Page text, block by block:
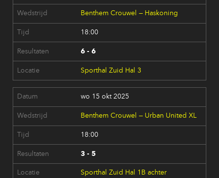
Benthem Crouwel — Haskoning
18:00
6 - 6
Sporthal Zuid Hal 3
wo 15 okt 2025
Benthem Crouwel — Urban United XL
18:00
3 - 5
Sporthal Zuid Hal 1B achter